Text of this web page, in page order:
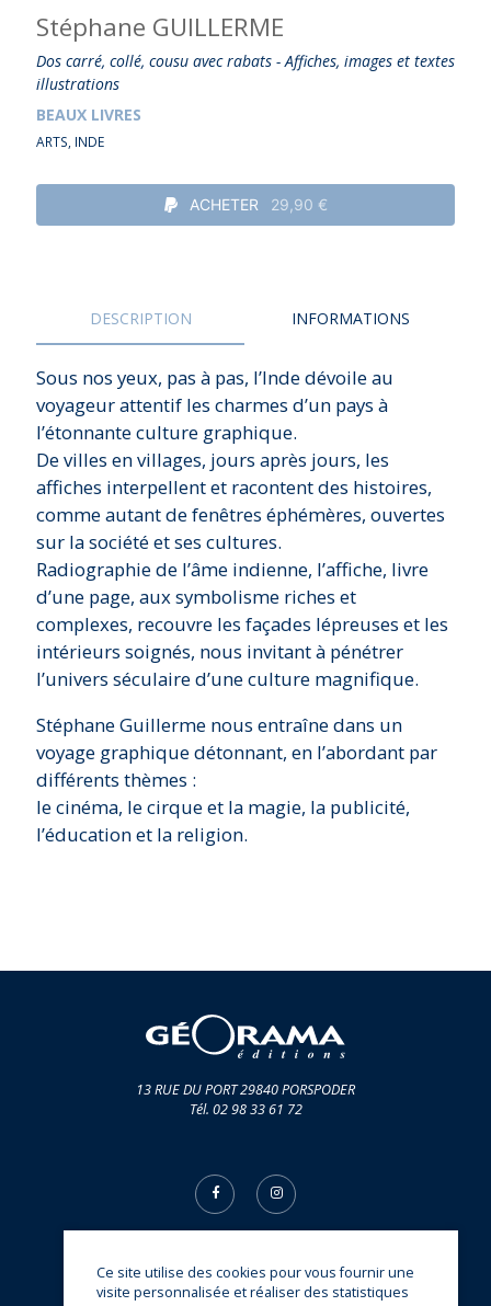
Stéphane GUILLERME
Dos carré, collé, cousu avec rabats - Affiches, images et textes
illustrations
BEAUX LIVRES
ARTS, INDE
ACHETER 29,90 €
DESCRIPTION INFORMATIONS
Sous nos yeux, pas à pas, l’Inde dévoile au
voyageur attentif les charmes d’un pays à
l’étonnante culture graphique.
De villes en villages, jours après jours, les
affiches interpellent et racontent des histoires,
comme autant de fenêtres éphémères, ouvertes
sur la société et ses cultures.
Radiographie de l’âme indienne, l’affiche, livre
d’une page, aux symbolisme riches et
complexes, recouvre les façades lépreuses et les
intérieurs soignés, nous invitant à pénétrer
l’univers séculaire d’une culture magnifique.
Stéphane Guillerme nous entraîne dans un
voyage graphique détonnant, en l’abordant par
différents thèmes :
le cinéma, le cirque et la magie, la publicité,
l’éducation et la religion.
13 RUE DU PORT 29840 PORSPODER
Tél. 02 98 33 61 72
© Éditions Géorama 2026
Ce site utilise des cookies pour vous fournir une
visite personnalisée et réaliser des statistiques